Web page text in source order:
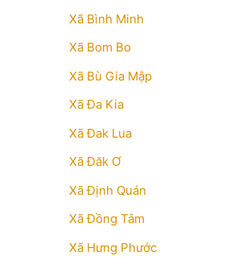
Xã Bình Minh
Xã Bom Bo
Xã Bù Gia Mập
Xã Đa Kia
Xã Đak Lua
Xã Đăk Ơ
Xã Định Quán
Xã Đồng Tâm
Xã Hưng Phước